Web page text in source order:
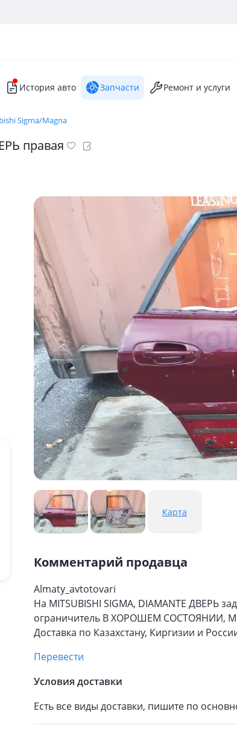
История авто Запчасти Ремонт и услуги
Sigma/Magna
правая
Карта
Комментарий продавца
Almaty_avtotovari
На MITSUBISHI SIGMA, DIAMANTE ДВЕРЬ
ограничитель В ХОРОШЕМ СОСТОЯНИИ,
Доставка по Казахстану, Киргизии и
Перевести
Условия доставки
Есть все виды доставки, пишите по